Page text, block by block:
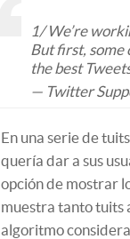
1/ We’re
But first, some
the best
— Twitter
En una serie de
quería dar a sus
opción de mostrar
muestra tanto tuits
algoritmo